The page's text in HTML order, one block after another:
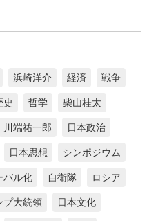
浜崎洋介 経済 戦争
史 哲学 柴山桂太
川端祐一郎 日本政治
日本思想 シンポジウム
バル化 自衛隊 ロシア
プ大統領 日本文化